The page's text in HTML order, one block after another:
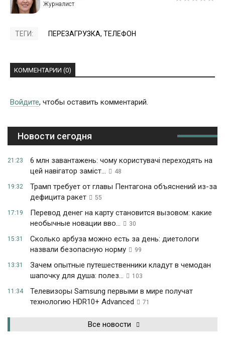
ТЕГИ: ПЕРЕЗАГРУЗКА, ТЕЛЕФОН
КОММЕНТАРИИ (0)
Войдите, чтобы оставить комментарий.
Новости сегодня
21:23
6 млн завантажень: чому користувачі переходять на
цей навігатор заміст...
48
19:32
Трамп требует от главы Пентагона объяснений из-за
дефицита ракет
55
17:19
Перевод денег на карту становится вызовом: какие
необычные новации вво...
30
15:31
Сколько арбуза можно есть за день: диетологи
назвали безопасную норму
99
13:31
Зачем опытные путешественники кладут в чемодан
шапочку для душа: полез...
103
11:34
Телевизоры Samsung первыми в мире получат
технологию HDR10+ Advanced
71
Все новости